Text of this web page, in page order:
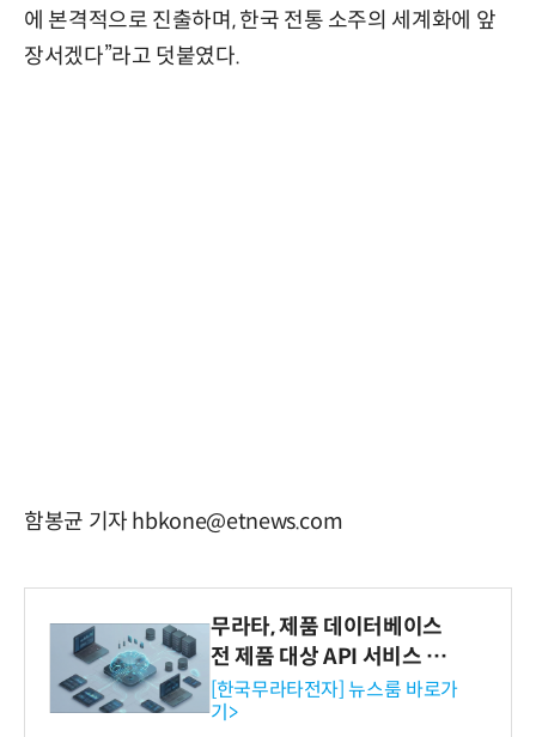
에 본격적으로 진출하며, 한국 전통 소주의 세계화에 앞
장서겠다”라고 덧붙였다.
함봉균 기자 hbkone@etnews.com
무라타, 제품 데이터베이스
전 제품 대상 API 서비스 제
공…73개 제품 카테고리로
확대
[한국무라타전자] 뉴스룸 바로가
기>